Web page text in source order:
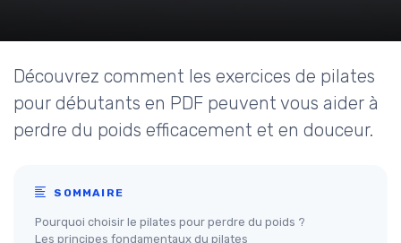
Découvrez comment les exercices de pilates
pour débutants en PDF peuvent vous aider à
perdre du poids efficacement et en douceur.
SOMMAIRE
Pourquoi choisir le pilates pour perdre du poids ?
Les principes fondamentaux du pilates